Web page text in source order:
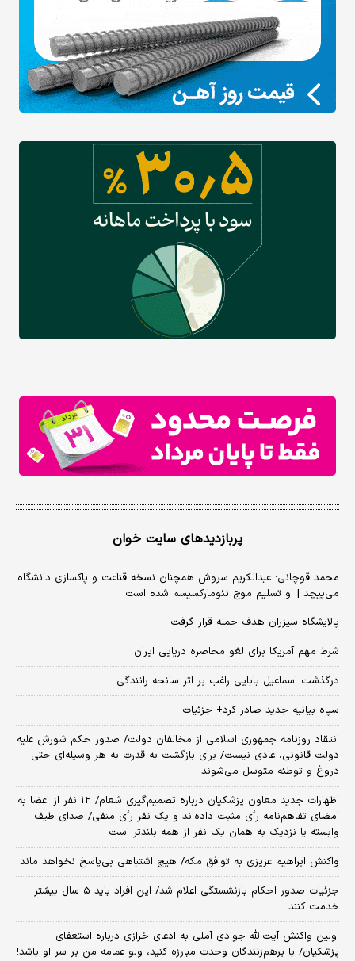
پربازدیدهای سایت خوان
محمد قوچانی: عبدالکریم سروش همچنان نسخه قناعت و پاکسازی دانشگاه
می‌پیچد | او تسلیم موج نئومارکسیسم شده است
پالایشگاه سیزران هدف حمله قرار گرفت
شرط مهم آمریکا برای لغو محاصره دریایی ایران
درگذشت اسماعیل بابایی راغب بر اثر سانحه رانندگی
سپاه بیانیه جدید صادر کرد+ جزئیات
انتقاد روزنامه جمهوری اسلامی از مخالفان دولت/ صدور حکم شورش علیه
دولت قانونی، عادی نیست/ برای بازگشت به قدرت به هر وسیله‌ای حتی
دروغ و توطئه متوسل می‌شوند
اظهارات جدید معاون پزشکیان درباره تصمیم‌گیری شعام/ ۱۲ نفر از اعضا به
امضای تفاهم‌نامه رأی مثبت داده‌اند و یک نفر رأی منفی/ صدای طیف
وابسته یا نزدیک به همان یک نفر از همه بلندتر است
واکنش ابراهیم عزیزی به توافق مکه/ هیچ اشتباهی بی‌پاسخ نخواهد ماند
جزئیات صدور احکام بازنشستگی اعلام شد/ این افراد باید ۵ سال بیشتر
خدمت کنند
اولین واکنش آیت‌الله جوادی آملی به ادعای خرازی درباره استعفای
پزشکیان/ با برهم‌زنندگان وحدت مبارزه کنید، ولو عمامه من بر سر او باشد!